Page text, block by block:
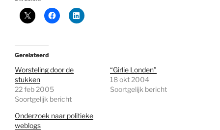
Gerelateerd
Worsteling door de
stukken
22 feb 2005
Soortgelijk bericht
“Girlie Londen”
18 okt 2004
Soortgelijk bericht
Onderzoek naar politieke
weblogs